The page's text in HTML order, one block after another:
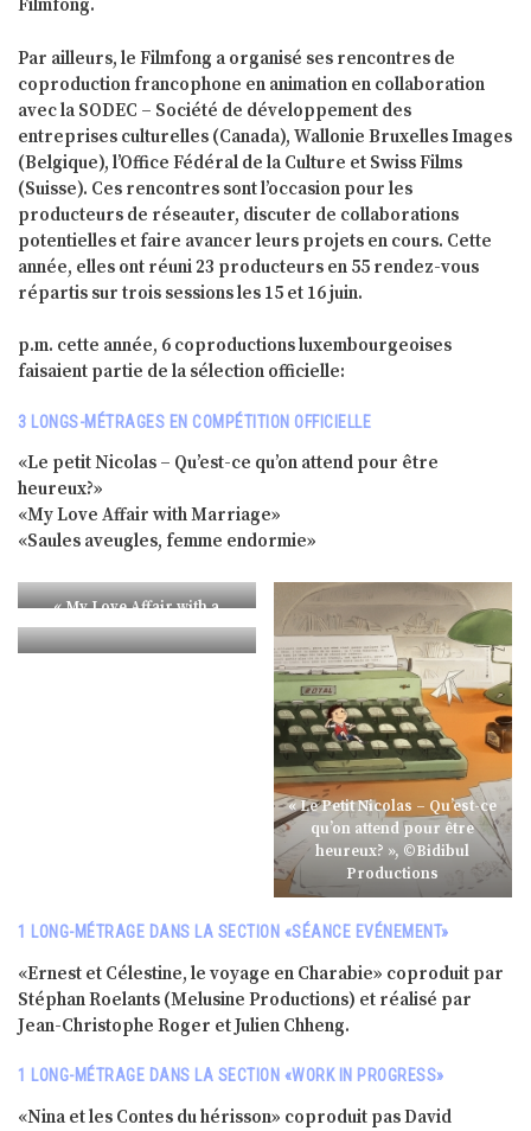
Filmfong.
Par ailleurs, le Filmfong a organisé ses rencontres de
coproduction francophone en animation en collaboration
avec la SODEC – Société de développement des
entreprises culturelles (Canada), Wallonie Bruxelles Images
(Belgique), l’Office Fédéral de la Culture et Swiss Films
(Suisse). Ces rencontres sont l’occasion pour les
producteurs de réseauter, discuter de collaborations
potentielles et faire avancer leurs projets en cours. Cette
année, elles ont réuni 23 producteurs en 55 rendez-vous
répartis sur trois sessions les 15 et 16 juin.
p.m. cette année, 6 coproductions luxembourgeoises
faisaient partie de la sélection officielle:
3 LONGS-MÉTRAGES EN COMPÉTITION OFFICIELLE
«Le petit Nicolas – Qu’est-ce qu’on attend pour être
heureux?»
«My Love Affair with Marriage»
«Saules aveugles, femme endormie»
« My Love Affair with a
Marriage », ©Antevita Films
« Le Petit Nicolas – Qu’est-ce
qu’on attend pour être
heureux? », ©Bidibul
Productions
1 LONG-MÉTRAGE DANS LA SECTION «SÉANCE EVÉNEMENT»
«Ernest et Célestine, le voyage en Charabie» coproduit par
Stéphan Roelants (Melusine Productions) et réalisé par
Jean-Christophe Roger et Julien Chheng.
1 LONG-MÉTRAGE DANS LA SECTION «WORK IN PROGRESS»
«Nina et les Contes du hérisson» coproduit pas David